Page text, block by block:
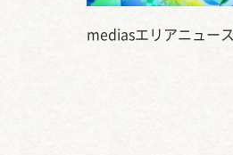
mediasエリアニュース